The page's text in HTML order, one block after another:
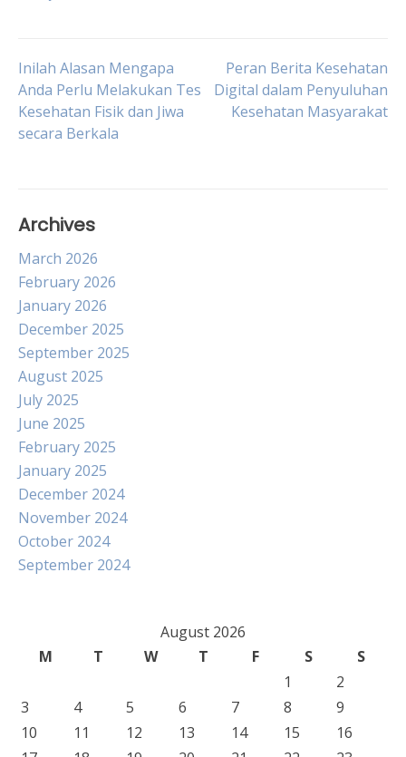
Post
navigation
Inilah Alasan Mengapa
Anda Perlu Melakukan Tes
Kesehatan Fisik dan Jiwa
secara Berkala
Peran Berita Kesehatan
Digital dalam Penyuluhan
Kesehatan Masyarakat
Archives
March 2026
February 2026
January 2026
December 2025
September 2025
August 2025
July 2025
June 2025
February 2025
January 2025
December 2024
November 2024
October 2024
September 2024
August 2026
M
T W T F S
S
1
2
3
4 5 6 7 8
9
10
11 12 13 14 15
16